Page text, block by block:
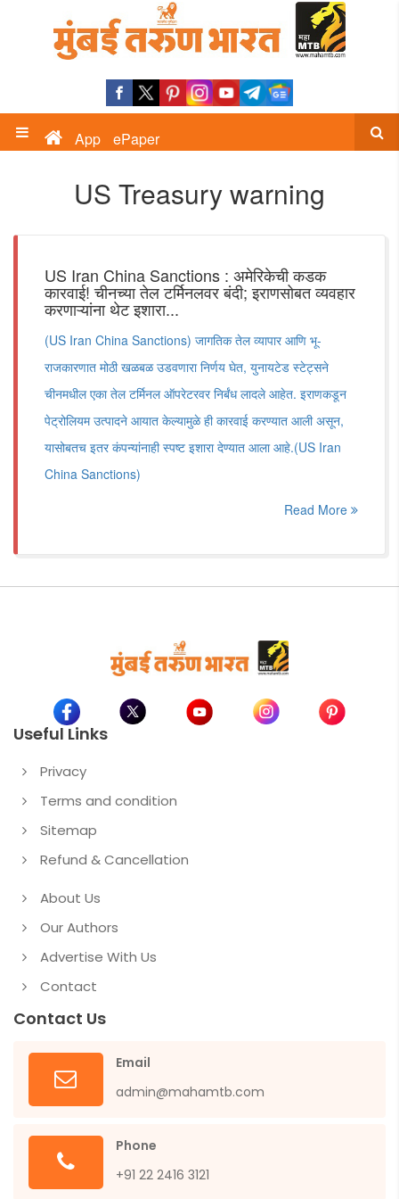
App ePaper
US Treasury warning
US Iran China Sanctions : अमेरिकेची कडक
कारवाई! चीनच्या तेल टर्मिनलवर बंदी; इराणसोबत व्यवहार
करणाऱ्यांना थेट इशारा...
(US Iran China Sanctions) जागतिक तेल व्यापार आणि भू-
राजकारणात मोठी खळबळ उडवणारा निर्णय घेत, युनायटेड स्टेट्सने
चीनमधील एका तेल टर्मिनल ऑपरेटरवर निर्बंध लादले आहेत. इराणकडून
पेट्रोलियम उत्पादने आयात केल्यामुळे ही कारवाई करण्यात आली असून,
यासोबतच इतर कंपन्यांनाही स्पष्ट इशारा देण्यात आला आहे.(US Iran
China Sanctions)
Read More
Useful Links
Privacy
Terms and condition
Sitemap
Refund & Cancellation
About Us
Our Authors
Advertise With Us
Contact
Contact Us
Email
admin@mahamtb.com
Phone
+91 22 2416 3121